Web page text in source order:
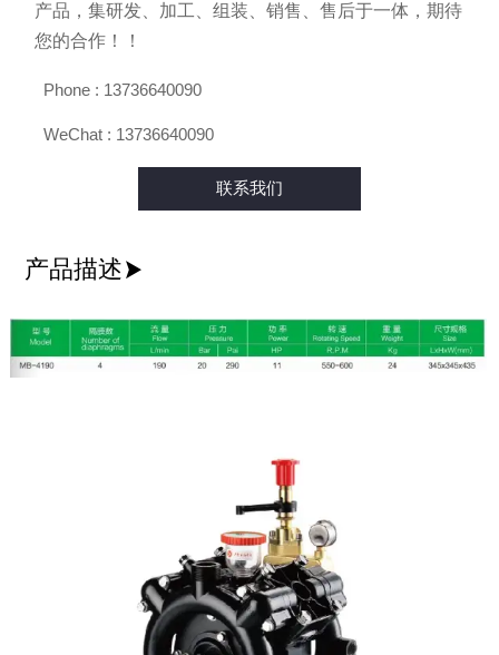
产品，集研发、加工、组装、销售、售后于一体，期待
您的合作！！
Phone : 13736640090
WeChat : 13736640090
联系我们
产品描述 